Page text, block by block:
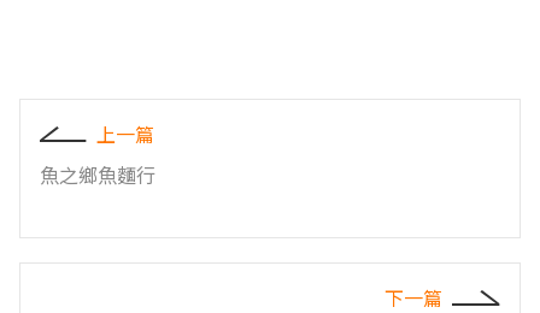
上一篇
魚之鄉魚麵行
下一篇